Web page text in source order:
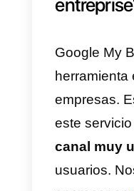
fiche de
Pour